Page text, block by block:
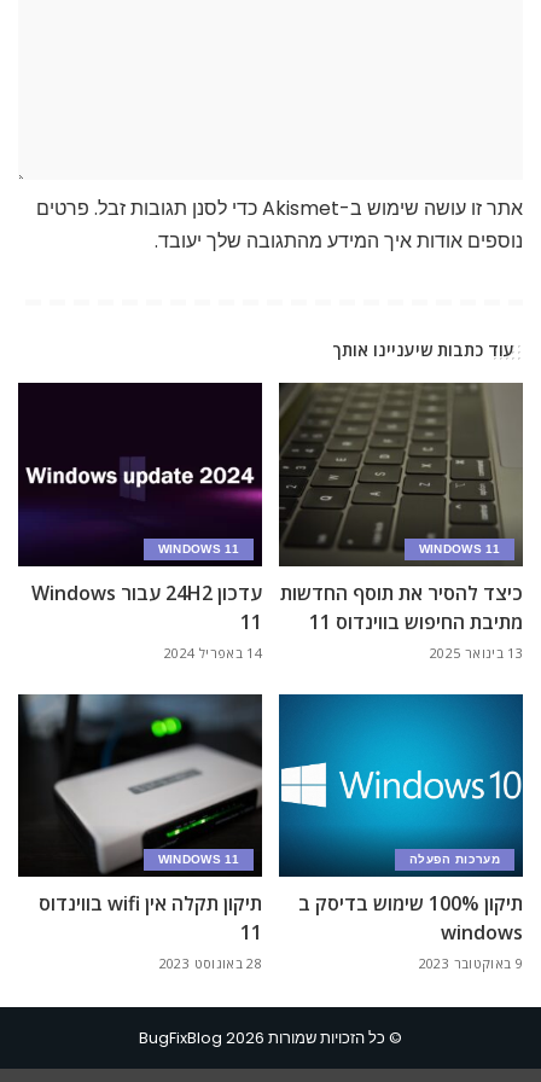
אתר זו עושה שימוש ב-Akismet כדי לסנן תגובות זבל.
פרטים
נוספים אודות איך המידע מהתגובה שלך יעובד.
עוד כתבות שיעניינו אותך
WINDOWS 11
כיצד להסיר את תוסף החדשות
מתיבת החיפוש בווינדוס 11
13 בינואר 2025
WINDOWS 11
עדכון 24H2 עבור Windows
11
14 באפריל 2024
מערכות הפעלה
תיקון 100% שימוש בדיסק ב
windows
9 באוקטובר 2023
WINDOWS 11
תיקון תקלה אין wifi בווינדוס
11
28 באוגוסט 2023
© כל הזכויות שמורות BugFixBlog 2026